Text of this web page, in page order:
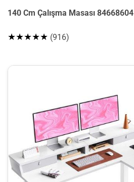
140 Cm Çalışma Masası 84668604
★★★★★ (916)